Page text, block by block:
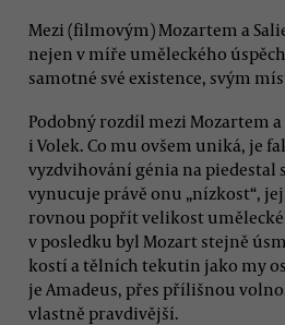
Mezi (filmovým) Mozartem a
nejen v míře uměleckého
samotné své existence, svým
Podobný rozdíl mezi Mozartem
i Volek. Co mu ovšem uniká, je
vyzdvihování génia na piedestal
vynucuje právě onu „nízkost“,
rovnou popřít velikost
v posledku byl Mozart stejně
kostí a tělních tekutin jako my
je Amadeus, přes přílišnou
vlastně pravdivější.